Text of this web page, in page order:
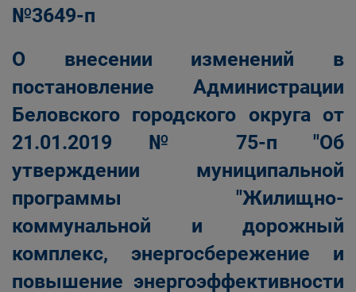
№3649-п
О внесении изменений в
постановление Администрации
Беловского городского округа от
21.01.2019 № 75-п "Об
утверждении муниципальной
программы "Жилищно-
коммунальной и дорожный
комплекс, энергосбережение и
повышение энергоэффективности